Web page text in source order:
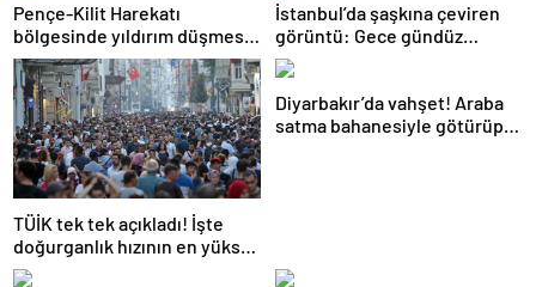
Pençe-Kilit Harekatı
bölgesinde yıldırım düşmesi
sonucu şehit olan Karadağ’ın
ailesine acı haber verildi
İstanbul’da şaşkına çeviren
görüntü: Gece gündüz
durmadan kazmışlar!
TÜİK tek tek açıkladı! İşte
doğurganlık hızının en yüksek
ve en düşük olduğu iller
Diyarbakır’da vahşet! Araba
satma bahanesiyle götürüp